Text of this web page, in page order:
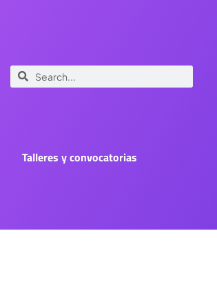
Talleres y convocatorias